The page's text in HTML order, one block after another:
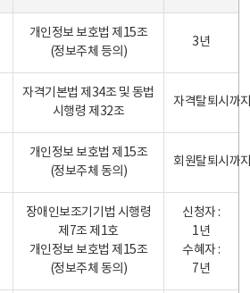
개인정보 보호법 제15조
(정보주체 등의)
3년
자격기본법 제34조 및 동법
시행령 제32조
자격탈퇴시까
개인정보 보호법 제15조
(정보주체 동의)
회원탈퇴시까
장애인보조기기법 시행령
제7조 제1호
개인정보 보호법 제15조
(정보주체 동의)
신청자 :
1년
수혜자 :
7년